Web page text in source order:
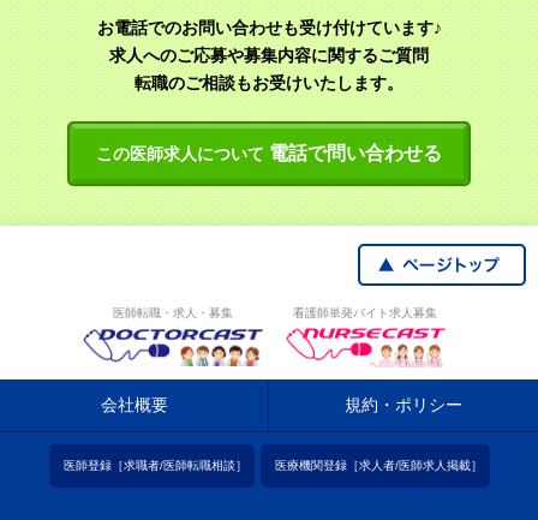
お電話でのお問い合わせも受け付けています♪
求人へのご応募や募集内容に関するご質問
転職のご相談もお受けいたします。
この医師求人について 電話で問い合わせる
医師転職・求人・募集 看護師単発バイト求人募集
会社概要 規約・ポリシー
医師登録［求職者/医師転職相談］ 医療機関登録［求人者/医師求人掲載］